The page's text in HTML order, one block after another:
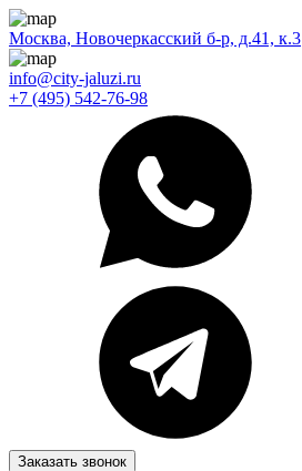
Москва, Новочеркасский б-р, д.41, к.3
info@city-jaluzi.ru
+7 (495) 542-76-98
Заказать звонок